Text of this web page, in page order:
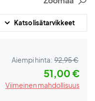
Katso lisätarvikkeet
Aiempi hinta: 92,95 €
51,00 €
Viimeinen mahdollisuus